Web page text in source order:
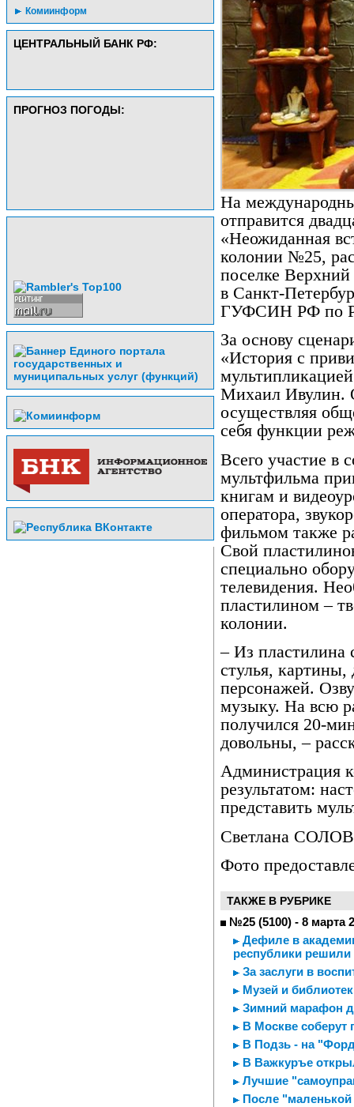
Комиинформ
ЦЕНТРАЛЬНЫЙ БАНК РФ:
ПРОГНОЗ ПОГОДЫ:
На
отправится
«Неожиданная
колонии №25,
поселке
в Санкт-
ГУФСИН РФ по
За основу
«История с
Михаил Ивулин.
осуществляя
себя функции
Всего участие в
мультфильма
книгам и
оператора,
фильмом также
Свой
специально
телевидения.
пластилином –
колонии.
– Из пластилина
стулья,
персонажей.
музыку. На всю
получился 20-
довольны, –
Администрация
результатом:
представить
Светлана
Фото
ТАКЖЕ В РУБРИКЕ
№25 (5100) - 8 марта
Дефиле в
республики решили
За заслуги в
Музей и
Зимний марафон
В Москве соберут
В Подзь - на
В Важкуръе
Лучшие
После